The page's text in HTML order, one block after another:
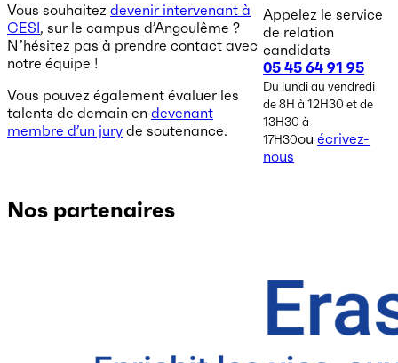
Vous souhaitez devenir intervenant à
CESI, sur le campus d’Angoulême ?
N’hésitez pas à prendre contact avec
notre équipe !
Vous pouvez également évaluer les
talents de demain en devenant
membre d’un jury de soutenance.
Appelez le service
de relation
candidats
05 45 64 91 95
Du lundi au vendredi
de 8H à 12H30 et de
13H30 à
17H30ouécrivez-
nous
Nos partenaires